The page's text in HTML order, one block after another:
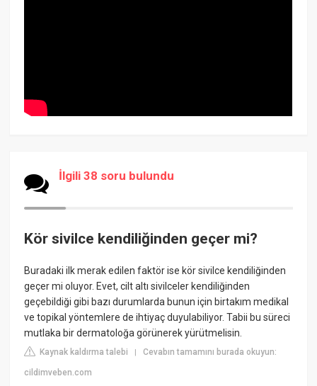
İlgili 38 soru bulundu
Kör sivilce kendiliğinden geçer mi?
Buradaki ilk merak edilen faktör ise kör sivilce kendiliğinden
geçer mi oluyor. Evet, cilt altı sivilceler kendiliğinden
geçebildiği gibi bazı durumlarda bunun için birtakım medikal
ve topikal yöntemlere de ihtiyaç duyulabiliyor. Tabii bu süreci
mutlaka bir dermatoloğa görünerek yürütmelisin.
Kaynak kaldırma talebi |Cevabın tamamını burada okuyun:
cildimveben.com